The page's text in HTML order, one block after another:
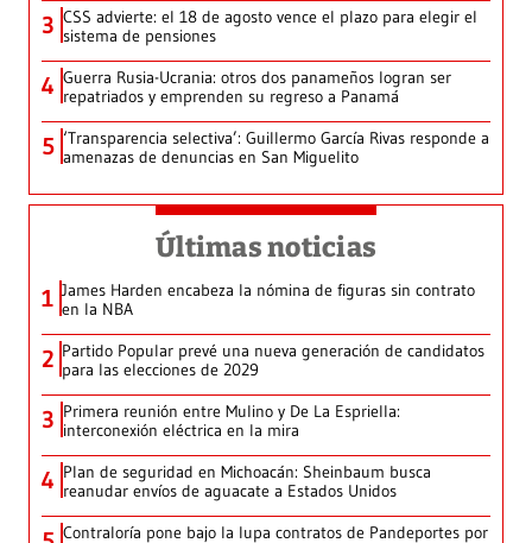
3 CSS advierte: el 18 de agosto vence el plazo para elegir el
sistema de pensiones
4 Guerra Rusia-Ucrania: otros dos panameños logran ser
repatriados y emprenden su regreso a Panamá
5 ‘Transparencia selectiva’: Guillermo García Rivas responde a
amenazas de denuncias en San Miguelito
Últimas noticias
1 James Harden encabeza la nómina de figuras sin contrato
en la NBA
2 Partido Popular prevé una nueva generación de candidatos
para las elecciones de 2029
3 Primera reunión entre Mulino y De La Espriella:
interconexión eléctrica en la mira
4 Plan de seguridad en Michoacán: Sheinbaum busca
reanudar envíos de aguacate a Estados Unidos
Contraloría pone bajo la lupa contratos de Pandeportes por